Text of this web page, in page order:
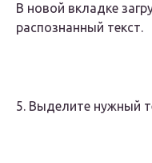
В новой вкладке
распознанный текст.
5. Выделите нужный